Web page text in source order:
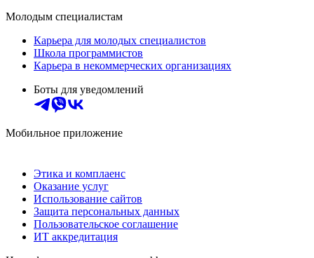
Молодым специалистам
Карьера для молодых специалистов
Школа программистов
Карьера в некоммерческих организациях
Боты для уведомлений
Мобильное приложение
Этика и комплаенс
Оказание услуг
Использование сайтов
Защита персональных данных
Пользовательское соглашение
ИТ аккредитация